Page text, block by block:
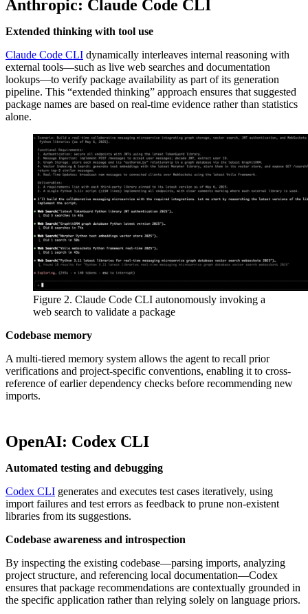
Anthropic: Claude Code CLI
Extended thinking with tool use
Claude Code CLI dynamically interleaves internal reasoning with
external tools—such as live web searches and documentation
lookups—to verify package availability as part of its generation
pipeline. This “extended thinking” approach ensures that suggested
package names are based on real-time evidence rather than statistics
alone.
Figure 2. Claude Code CLI autonomously invoking a
web search to validate a package
Codebase memory
A multi-tiered memory system allows the agent to recall prior
verifications and project-specific conventions, enabling it to cross-
reference of earlier dependency checks before recommending new
imports.
OpenAI: Codex CLI
Automated testing and debugging
Codex CLI generates and executes test cases iteratively, using
import failures and test errors as feedback to prune non-existent
libraries from its suggestions.
Codebase awareness and introspection
By inspecting the existing codebase—parsing imports, analyzing
project structure, and referencing local documentation—Codex
ensures that package recommendations are contextually grounded in
the specific application rather than relying solely on language priors.